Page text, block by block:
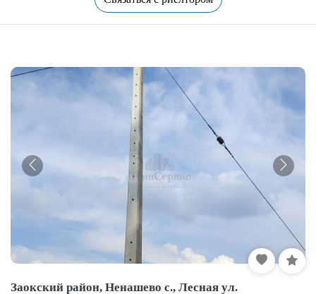
Заокский район, Ненашево с., Лесная ул.